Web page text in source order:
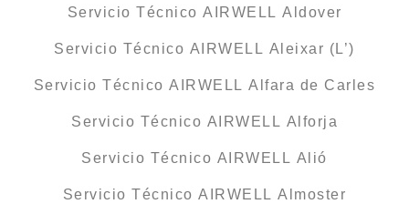
Servicio Técnico AIRWELL Aldover
Servicio Técnico AIRWELL Aleixar (L’)
Servicio Técnico AIRWELL Alfara de Carles
Servicio Técnico AIRWELL Alforja
Servicio Técnico AIRWELL Alió
Servicio Técnico AIRWELL Almoster